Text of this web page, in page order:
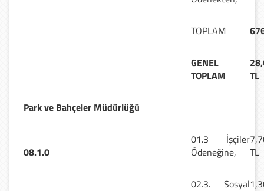
TOPLAM
GENEL
TOPLAM
TL
Park ve Bahçeler Müdürlüğü
08.1.0
01.3 İşçiler
Ödeneğine,
TL
02.3. Sosyal